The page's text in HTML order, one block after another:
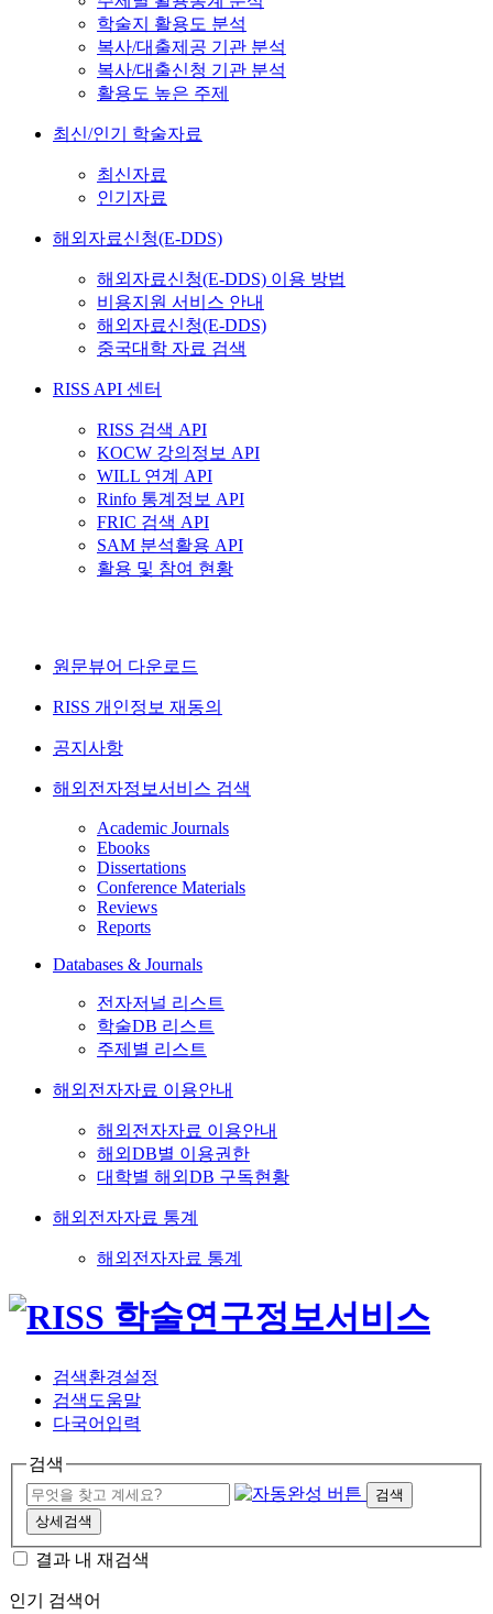
학술지 활용도 분석
복사/대출제공 기관 분석
복사/대출신청 기관 분석
활용도 높은 주제
최신/인기 학술자료
최신자료
인기자료
해외자료신청(E-DDS)
해외자료신청(E-DDS) 이용 방법
비용지원 서비스 안내
해외자료신청(E-DDS)
중국대학 자료 검색
RISS API 센터
RISS 검색 API
KOCW 강의정보 API
WILL 연계 API
Rinfo 통계정보 API
FRIC 검색 API
SAM 분석활용 API
활용 및 참여 현황
원문뷰어 다운로드
RISS 개인정보 재동의
공지사항
해외전자정보서비스 검색
Academic Journals
Ebooks
Dissertations
Conference Materials
Reviews
Reports
Databases & Journals
전자저널 리스트
학술DB 리스트
주제별 리스트
해외전자자료 이용안내
해외전자자료 이용안내
해외DB별 이용권한
대학별 해외DB 구독현황
해외전자자료 통계
해외전자자료 통계
검색환경설정
검색도움말
다국어입력
검색
검색
상세검색
결과 내 재검색
인기 검색어